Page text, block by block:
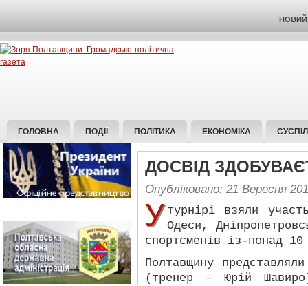
НОВИЙ
ГОЛОВНА ПОДІЇ ПОЛІТИКА ЕКОНОМІКА
ДОСВІД
Опубліковано: 21 Вересня
У турнірі взяли
Одеси,
спортсменів із-понад
Полтавщину
(тренер – Юрій